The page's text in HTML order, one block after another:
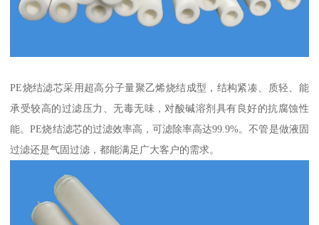
PE烧结滤芯采用超高分子量聚乙烯烧结成型，结构紧凑、质轻、能
承受较高的过滤压力、无毒无味，对酸碱溶剂具有良好的抗腐蚀性
能。PE烧结滤芯的过滤效率高，可滤除率高达99.9%。不管是做液固
过滤还是气固过滤，都能满足广大客户的需求。